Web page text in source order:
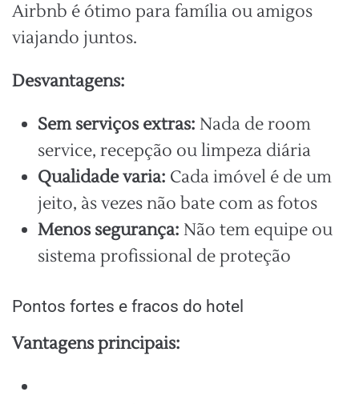
Airbnb é ótimo para família ou amigos
viajando juntos.
Desvantagens:
Sem serviços extras: Nada de room
service, recepção ou limpeza diária
Qualidade varia: Cada imóvel é de um
jeito, às vezes não bate com as fotos
Menos segurança: Não tem equipe ou
sistema profissional de proteção
Pontos fortes e fracos do hotel
Vantagens principais: